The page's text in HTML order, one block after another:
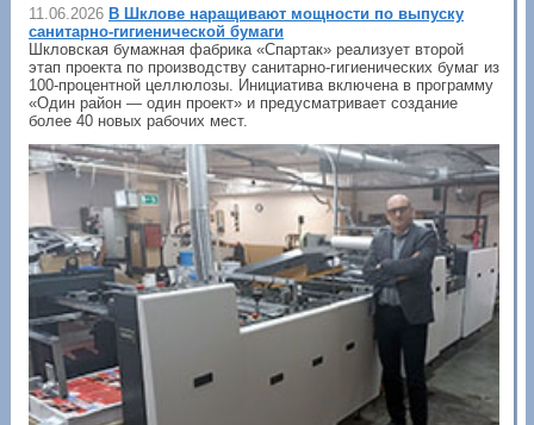
11.06.2026 В Шклове наращивают мощности по выпуску
санитарно-гигиенической бумаги
Шкловская бумажная фабрика «Спартак» реализует второй
этап проекта по производству санитарно-гигиенических бумаг из
100-процентной целлюлозы. Инициатива включена в программу
«Один район — один проект» и предусматривает создание
более 40 новых рабочих мест.